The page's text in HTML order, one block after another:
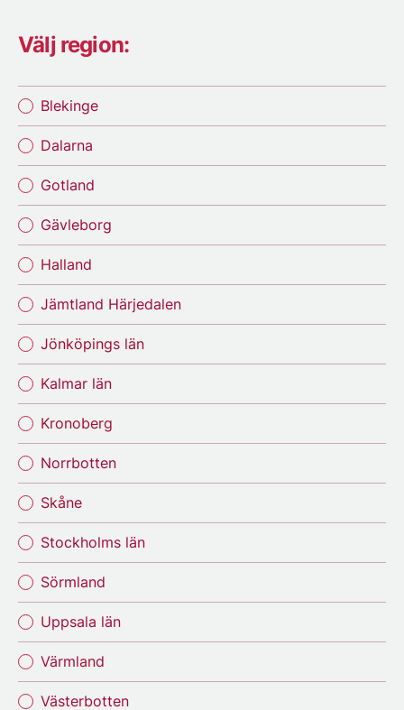
Välj region:
Blekinge
Dalarna
Gotland
Gävleborg
Halland
Jämtland Härjedalen
Jönköpings län
Kalmar län
Kronoberg
Norrbotten
Skåne
Stockholms län
Sörmland
Uppsala län
Värmland
Västerbotten